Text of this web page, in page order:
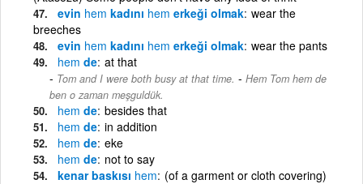
evin hem kadını hem erkeği olmak wear the
breeches
evin hem kadını hem erkeği olmak wear the pants
hem de at that
Tom and I were both busy at that time. - Hem Tom hem de
ben o zaman meşguldük.
hem de besides that
hem de in addition
hem de eke
hem de not to say
kenar baskısı hem (of a garment or cloth covering)